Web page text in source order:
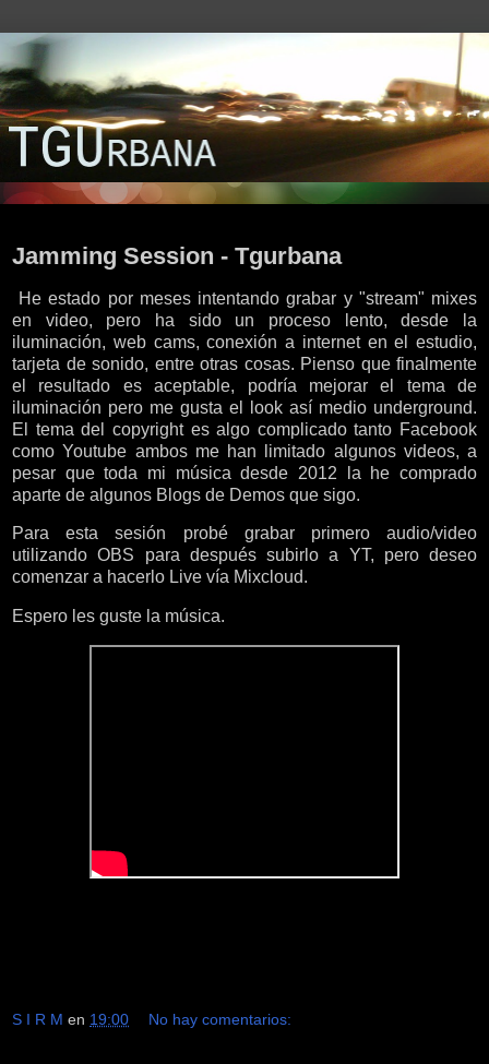
Jamming Session - Tgurbana
He estado por meses intentando grabar y "stream" mixes
en video, pero ha sido un proceso lento, desde la
iluminación, web cams, conexión a internet en el estudio,
tarjeta de sonido, entre otras cosas. Pienso que finalmente
el resultado es aceptable, podría mejorar el tema de
iluminación pero me gusta el look así medio underground.
El tema del copyright es algo complicado tanto Facebook
como Youtube ambos me han limitado algunos videos, a
pesar que toda mi música desde 2012 la he comprado
aparte de algunos Blogs de Demos que sigo.
Para esta sesión probé grabar primero audio/video
utilizando OBS para después subirlo a YT, pero deseo
comenzar a hacerlo Live vía Mixcloud.
Espero les guste la música.
S I R M en 19:00 No hay comentarios: